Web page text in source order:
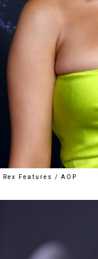
Rex Features / AOP